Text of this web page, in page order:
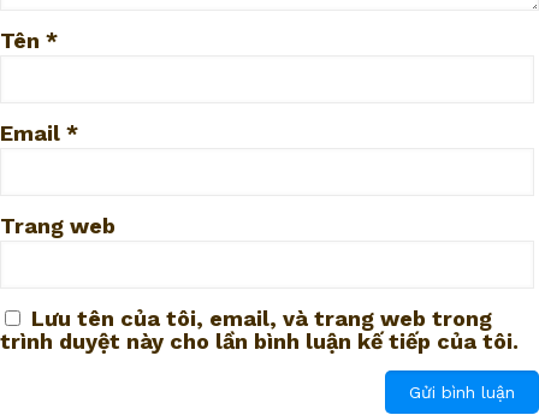
Tên *
Email *
Trang web
Lưu tên của tôi, email, và trang web trong
trình duyệt này cho lần bình luận kế tiếp của tôi.